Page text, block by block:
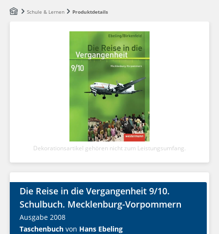
Zum Hauptinhalt springen
Schule & Lernen Produktdetails
Dekorationsartikel gehören nicht zum Leistungsumfang.
Die Reise in die Vergangenheit 9/10.
Schulbuch. Mecklenburg-Vorpommern
Ausgabe 2008
Taschenbuch von Hans Ebeling